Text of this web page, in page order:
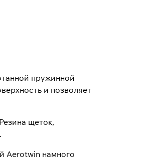
пружинной
и позволяет
щеток,
Aerotwin намного